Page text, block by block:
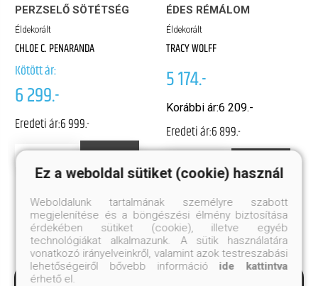
PERZSELŐ SÖTÉTSÉG
Éldekorált
CHLOE C. PENARANDA
Kötött ár:
6 299.-
Eredeti ár:6 999.-
ÉDES RÉMÁLOM
Éldekorált
TRACY WOLFF
5 174.-
Korábbi ár:6 209.-
Eredeti ár:6 899.-
Ez a weboldal sütiket (cookie) használ
Weboldalunk tartalmának személyre szabott
megjelenítése és a böngészési élmény biztosítása
érdekében sütiket (cookie), illetve egyéb
technológiákat alkalmazunk. A sütik használatára
vonatkozó irányelveinkről, valamint azok testreszabási
lehetőségeiről bővebb információ ide kattintva
érhető el.